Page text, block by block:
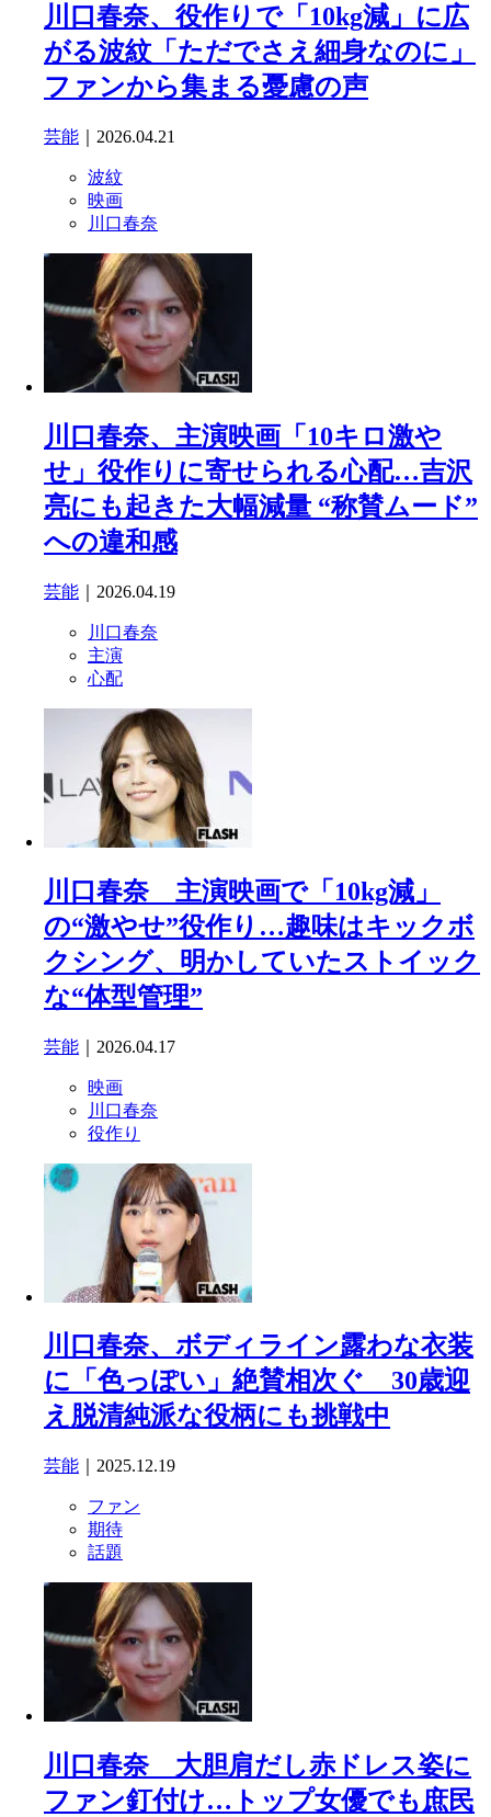
川口春奈、役作りで「10kg減」に広
がる波紋「ただでさえ細身なのに」
ファンから集まる憂慮の声
芸能 ｜2026.04.21
波紋
映画
川口春奈
川口春奈、主演映画「10キロ激や
せ」役作りに寄せられる心配…吉沢
亮にも起きた大幅減量 “称賛ムード”
への違和感
芸能 ｜2026.04.19
川口春奈
主演
心配
川口春奈 主演映画で「10kg減」
の“激やせ”役作り…趣味はキックボ
クシング、明かしていたストイック
な“体型管理”
芸能 ｜2026.04.17
映画
川口春奈
役作り
川口春奈、ボディライン露わな衣装
に「色っぽい」絶賛相次ぐ 30歳迎
え脱清純派な役柄にも挑戦中
芸能 ｜2025.12.19
ファン
期待
話題
川口春奈 大胆肩だし赤ドレス姿に
ファン釘付け…トップ女優でも庶民